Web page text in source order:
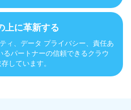
上に革新する
ィ、データ プライバシー、責任あ
パートナーの信頼できるクラウ
しています。